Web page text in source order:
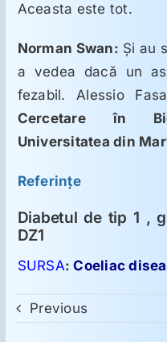
Aceasta este tot.
Norman Swan: Şi au
a vedea dacă un
fezabil. Alessio
Cercetare în
Universitatea din
Referinţe
Diabetul de tip 1 ,
DZ1
SURSA:Coeliac
Previous